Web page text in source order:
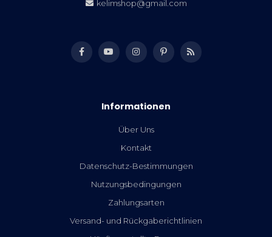
kelimshop@gmail.com
Informationen
Über Uns
Kontakt
Datenschutz-Bestimmungen
Nutzungsbedingungen
Zahlungsarten
Versand- und Rückgaberichtlinien